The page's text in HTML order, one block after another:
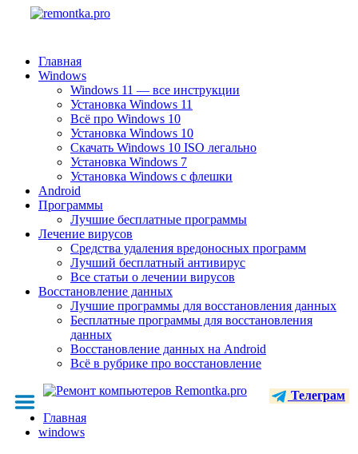
Главная
Windows
Windows 11 — все инструкции
Установка Windows 11
Всё про Windows 10
Установка Windows 10
Скачать Windows 10 ISO легально
Установка Windows 7
Установка Windows с флешки
Android
Программы
Лучшие бесплатные программы
Лечение вирусов
Средства удаления вредоносных программ
Лучший бесплатный антивирус
Все статьи о лечении вирусов
Восстановление данных
Лучшие программы для восстановления данных
Бесплатные программы для восстановления
данных
Восстановление данных на Android
Всё в рубрике про восстановление
Телеграм
Главная
windows